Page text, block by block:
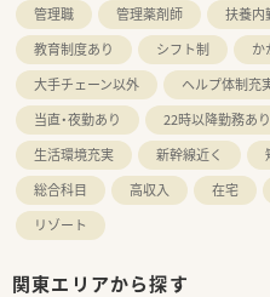
管理職
管理薬剤師 扶養内
教育制度あり
シフト制 か
大手チェーン以外
ヘルプ体制充
当直・夜勤あり
22時以降勤務あり
生活環境充実
新幹線近く
総合科目
高収入 在宅
リゾート
関東エリアから探す